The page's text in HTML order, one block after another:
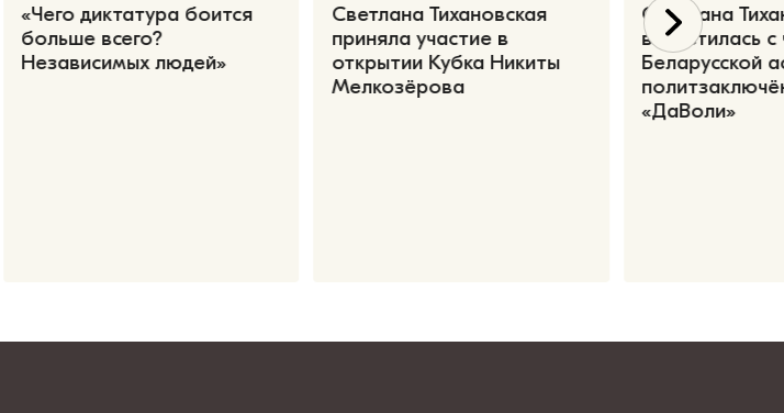
«Чего диктатура боится
больше всего?
Независимых людей»
Светлана Тихановская
приняла участие в
открытии Кубка Никиты
Мелкозёрова
Светлана
встретилась
Беларусской
«ДаВоли»